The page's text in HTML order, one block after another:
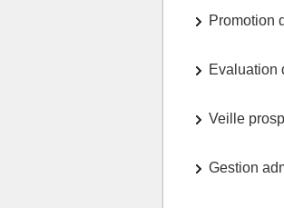
Promotion
Evaluation
Veille
Gestion